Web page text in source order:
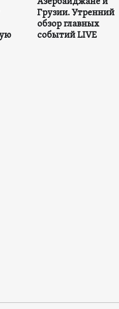
Грузии. Утренний
обзор главных
событий LIVE